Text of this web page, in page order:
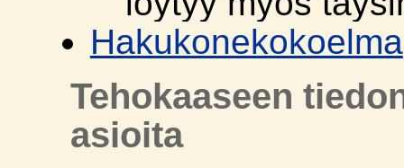
Hakukonekokoelma
Tehokaaseen
asioita